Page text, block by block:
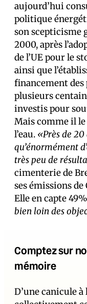
aujourd’hui
politique
son scepticisme
2000, après
de l’UE pour le
ainsi que
financement
plusieurs
investis pour
Mais comme il
l’eau. «Près de
qu’énormément
très peu de
cimenterie de
ses émissions de
Elle en capte
bien loin des
Comptez sur
mémoire
D’une canicule